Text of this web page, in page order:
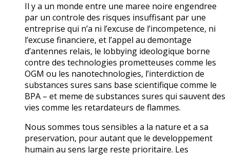
Il y a un monde entre une maree noire engendree
par un controle des risques insuffisant par une
entreprise qui n’a ni l’excuse de l’incompetence, ni
l’excuse financiere, et l’appel au demontage
d’antennes relais, le lobbying ideologique borne
contre des technologies prometteuses comme les
OGM ou les nanotechnologies, l’interdiction de
substances sures sans base scientifique comme le
BPA – et meme de substances sures qui sauvent des
vies comme les retardateurs de flammes.
Nous sommes tous sensibles a la nature et a sa
preservation, pour autant que le developpement
humain au sens large reste prioritaire. Les